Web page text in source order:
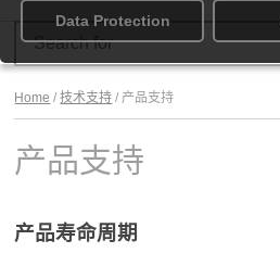
Data Protection
Home /技术支持 / 产品支持
产品支持
产品寿命周期